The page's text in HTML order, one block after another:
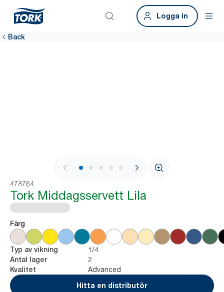
Logga in
Back
1 / 6
478764
Tork Middagsservett Lila
Färg
Typ av vikning 1/4
Antal lager 2
Kvalitet
Advanced
Hitta en distributör